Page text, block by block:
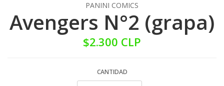
PANINI COMICS
Avengers N°2 (grapa)
$2.300 CLP
CANTIDAD